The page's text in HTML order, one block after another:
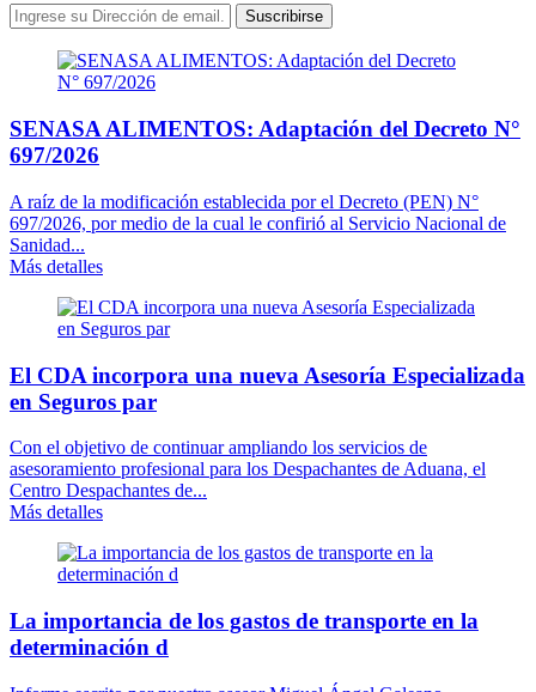
Suscribirse
SENASA ALIMENTOS: Adaptación del Decreto N°
697/2026
A raíz de la modificación establecida por el Decreto (PEN) N°
697/2026, por medio de la cual le confirió al Servicio Nacional de
Sanidad...
Más detalles
El CDA incorpora una nueva Asesoría Especializada
en Seguros par
Con el objetivo de continuar ampliando los servicios de
asesoramiento profesional para los Despachantes de Aduana, el
Centro Despachantes de...
Más detalles
La importancia de los gastos de transporte en la
determinación d